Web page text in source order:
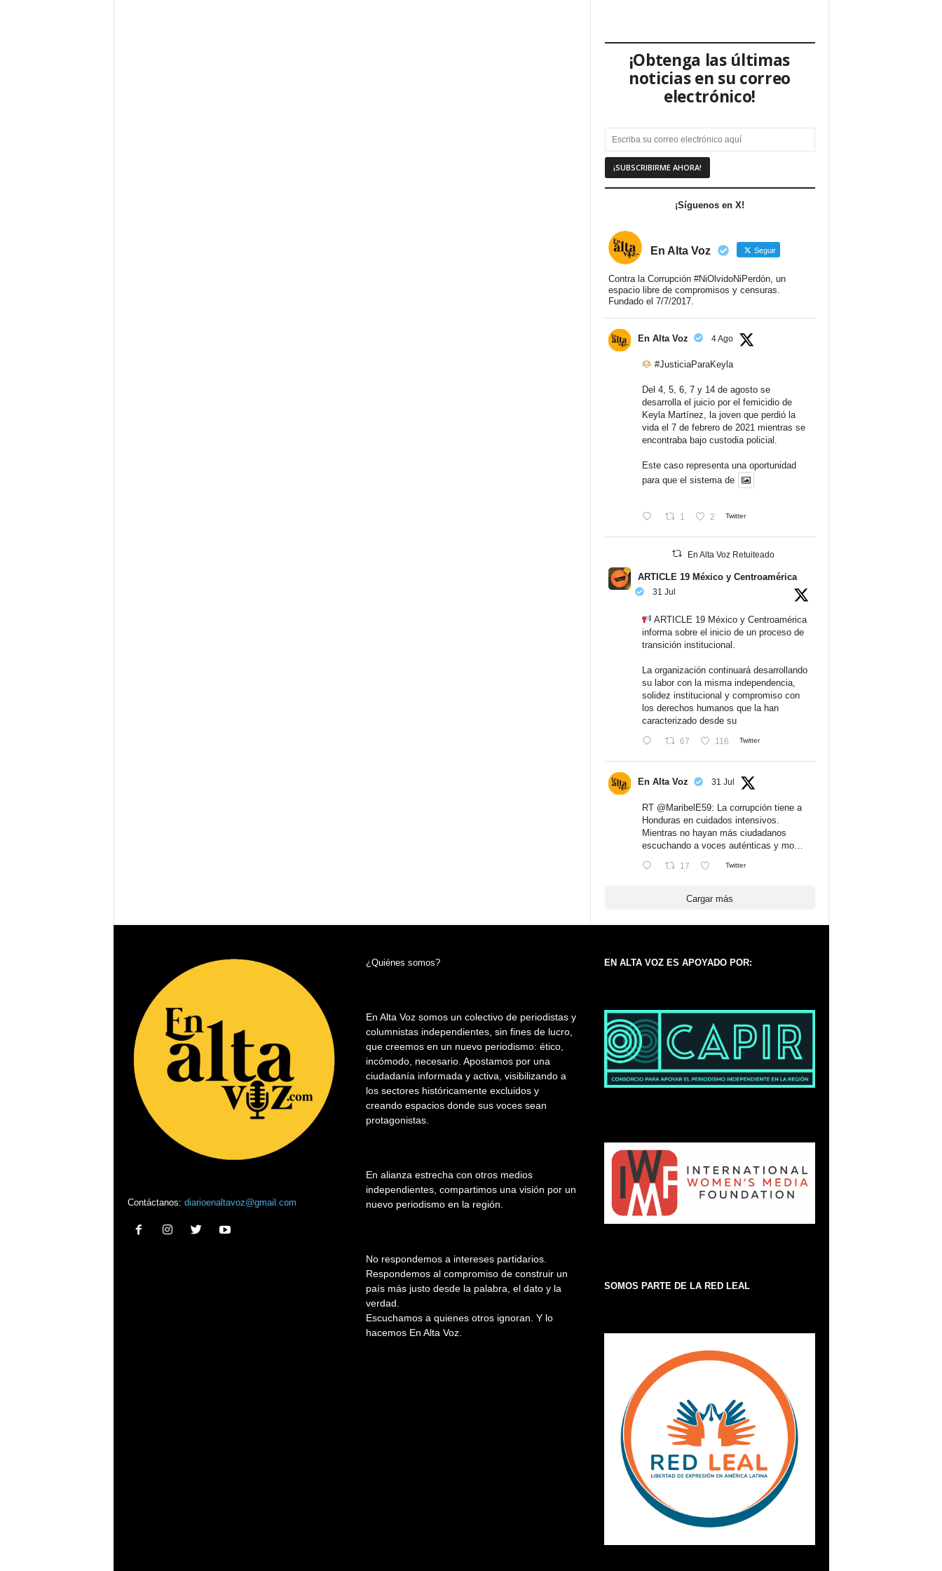
¡Obtenga las últimas
noticias en su correo
electrónico!
¡Síguenos en X!
En Alta Voz Seguir
Contra la Corrupción #NiOlvidoNiPerdón, un
espacio libre de compromisos y censuras.
Fundado el 7/7/2017.
En Alta Voz 4 Ago
#JusticiaParaKeyla
Del 4, 5, 6, 7 y 14 de agosto se
desarrolla el juicio por el femicidio de
Keyla Martínez, la joven que perdió la
vida el 7 de febrero de 2021 mientras se
encontraba bajo custodia policial.
Este caso representa una oportunidad
para que el sistema de
1 2 Twitter
En Alta Voz Retuiteado
ARTICLE 19 México y Centroamérica
31 Jul
ARTICLE 19 México y Centroamérica
informa sobre el inicio de un proceso de
transición institucional.
La organización continuará desarrollando
su labor con la misma independencia,
solidez institucional y compromiso con
los derechos humanos que la han
caracterizado desde su
67 116 Twitter
En Alta Voz 31 Jul
RT @MaribelE59: La corrupción tiene a
Honduras en cuidados intensivos.
Mientras no hayan más ciudadanos
escuchando a voces auténticas y mo…
17 Twitter
Cargar más
Contáctanos: diarioenaltavoz@gmail.com
¿Quiénes somos?
En Alta Voz somos un colectivo de periodistas y
columnistas independientes, sin fines de lucro,
que creemos en un nuevo periodismo: ético,
incómodo, necesario. Apostamos por una
ciudadanía informada y activa, visibilizando a
los sectores históricamente excluidos y
creando espacios donde sus voces sean
protagonistas.
En alianza estrecha con otros medios
independientes, compartimos una visión por un
nuevo periodismo en la región.
No respondemos a intereses partidarios.
Respondemos al compromiso de construir un
país más justo desde la palabra, el dato y la
verdad.
Escuchamos a quienes otros ignoran. Y lo
hacemos En Alta Voz.
EN ALTA VOZ ES APOYADO POR:
SOMOS PARTE DE LA RED LEAL